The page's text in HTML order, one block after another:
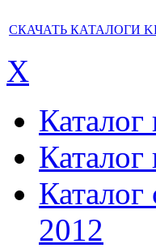
СКАЧАТЬ КАТАЛОГИ
X
2012